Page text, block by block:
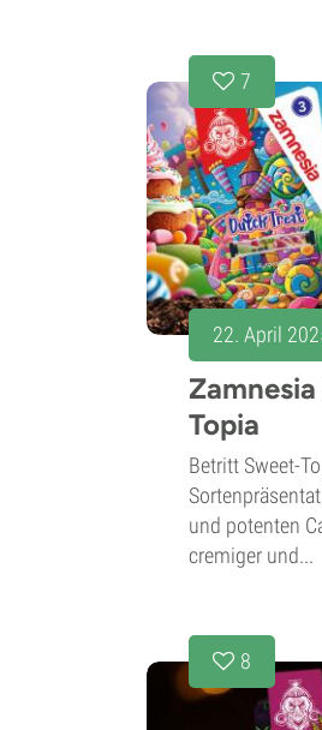
7
22. April
Topia
Betritt Sweet-
und potenten
cremiger und...
8